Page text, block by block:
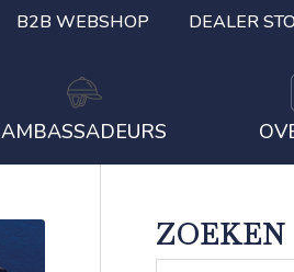
B2B WEBSHOP DEALER
AMBASSADEURS
ZOEKEN